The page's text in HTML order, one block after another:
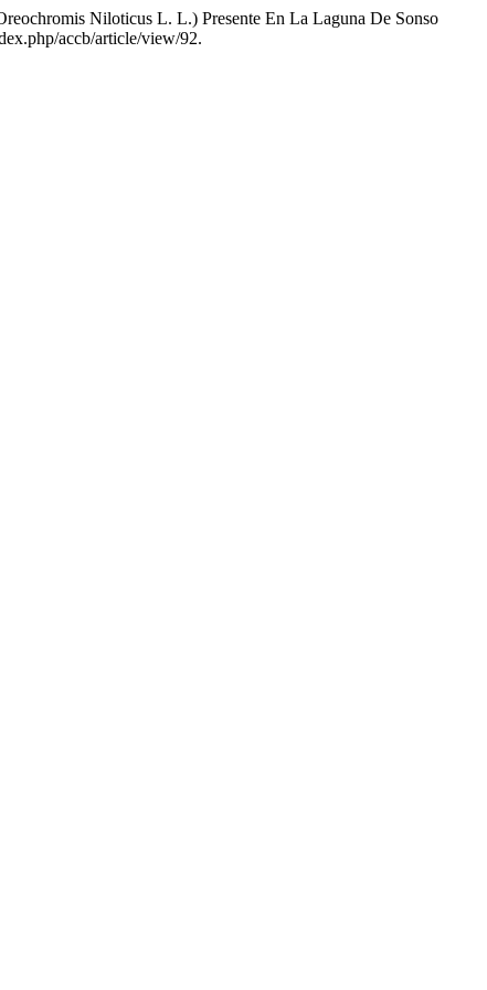
Niloticus L. L.) Presente En La Laguna De Sonso
accb/article/view/92.